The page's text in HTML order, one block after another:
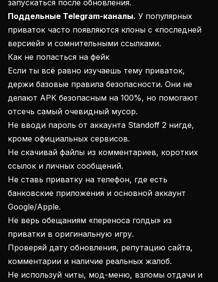
запускаться после обновления.
Поддельные Telegram-каналы. У популярных
приваток часто появляются клоны с «последней
версией» и сомнительными ссылками.
Как не попасться на фейк
Если ты всё равно изучаешь тему приваток,
держи базовые правила безопасности. Они не
делают APK безопасным на 100%, но помогают
отсечь самый очевидный мусор.
Не вводи пароль от аккаунта Standoff 2 нигде,
кроме официальных сервисов.
Не скачивай файлы из комментариев, коротких
ссылок и личных сообщений.
Не ставь приватку на телефон, где есть
банковские приложения и основной аккаунт
Google/Apple.
Не верь обещаниям «переноса голды» из
приватки в оригинальную игру.
Проверяй дату обновления, репутацию сайта,
комментарии и наличие реальных жалоб.
Не используй читы, мод-меню, взломы отдачи и